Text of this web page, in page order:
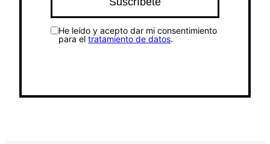
He leído y acepto dar mi consentimiento
para el tratamiento de datos.